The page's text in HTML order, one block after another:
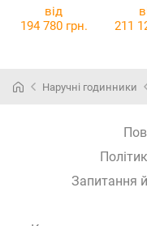
SS001-131-1
від
194 780 грн.
211
Наручні годинники
Запитання